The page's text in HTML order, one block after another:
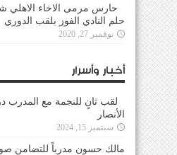
حارس مرمى الاخاء الاهلي
حلم النادي الفوز بلقب الدوري
نوفمبر 27, 2020
أخبار وأسرار
لقب ثانٍ للنجمة مع المدرب
الأنصار
سبتمبر 15, 2024
مالك حسون مدرباً للتضامن